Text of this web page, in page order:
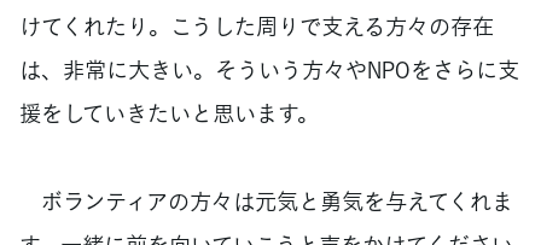
けてくれたり。こうした周りで支える方々の存在
は、非常に大きい。そういう方々やNPOをさらに支
援をしていきたいと思います。
ボランティアの方々は元気と勇気を与えてくれま